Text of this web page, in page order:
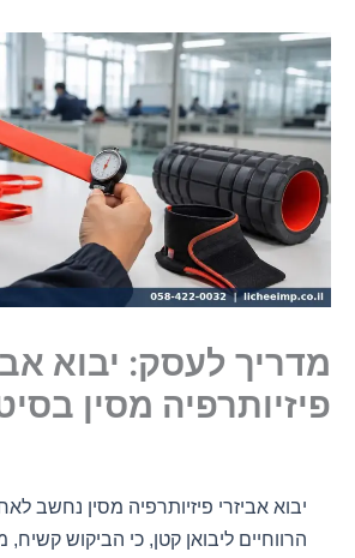
מדריך לעסק: יבוא
פיזיותרפיה מסין
יבוא אביזרי פיזיותרפיה מסין נחשב
הרווחיים ליבואן קטן, כי הביקוש קשיח,